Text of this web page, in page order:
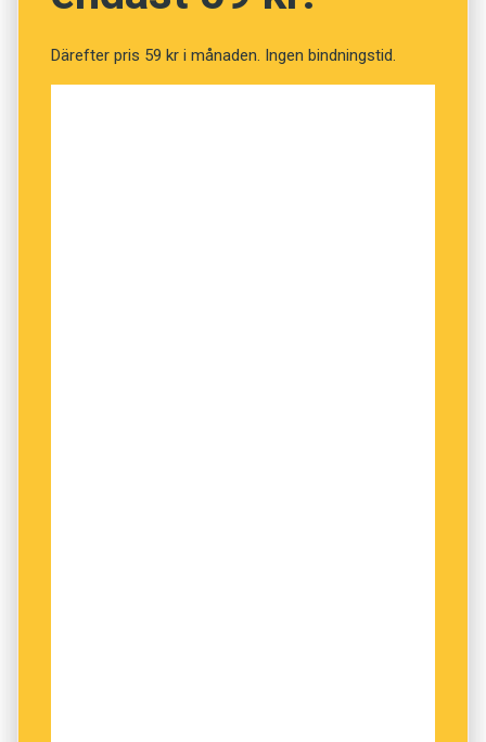
Därefter pris 59 kr i månaden. Ingen bindningstid.